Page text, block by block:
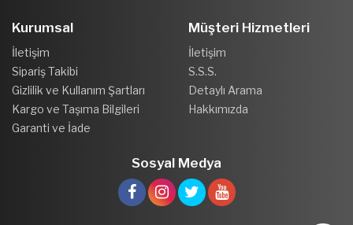
Kurumsal
İletişim
Sipariş Takibi
Gizlilik ve Kullanım Şartları
Kargo ve Taşıma Bilgileri
Garanti ve İade
Müşteri Hizmetleri
İletişim
S.S.S.
Detaylı Arama
Hakkımızda
Sosyal Medya